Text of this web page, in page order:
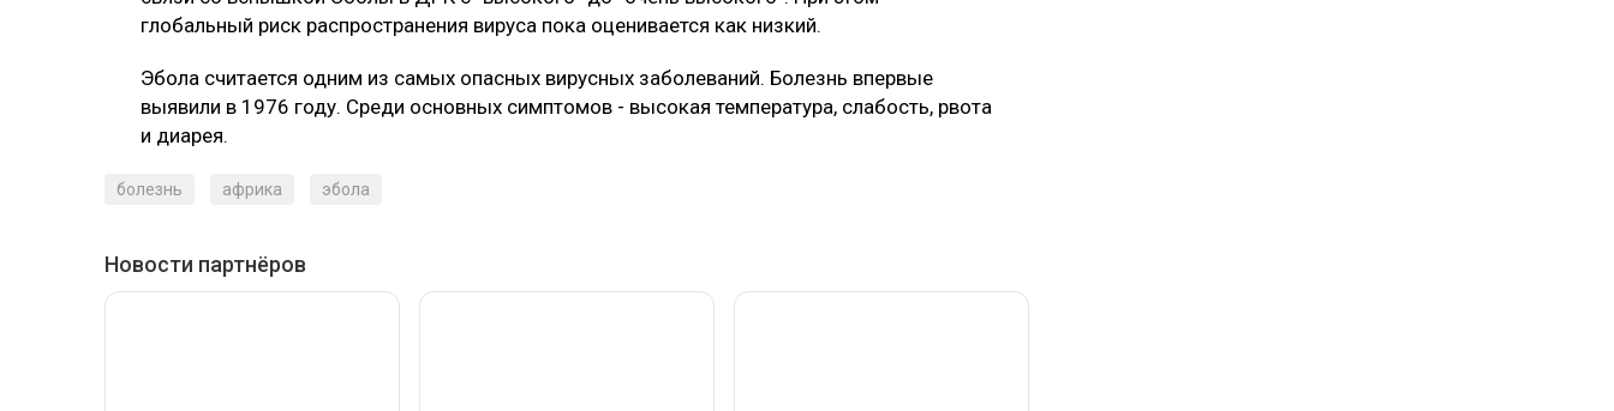
глобальный риск распространения вируса пока оценивается как низкий.
Эбола считается одним из самых опасных вирусных заболеваний. Болезнь впервые
выявили в 1976 году. Среди основных симптомов - высокая температура, слабость, рвота
и диарея.
болезнь африка эбола